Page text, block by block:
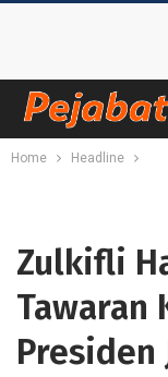
Home Headline
Zulkifli
Tawaran
Presiden